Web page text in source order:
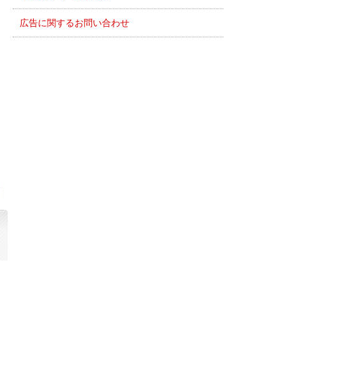
広告に関するお問い合わせ